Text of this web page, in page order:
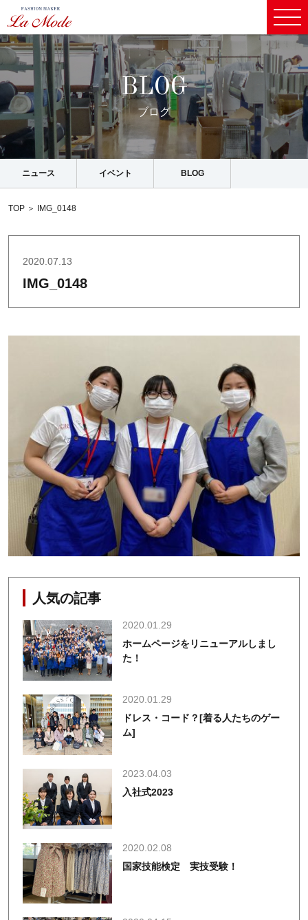
BLOG
ブログ
ニュース イベント BLOG
TOP ＞ IMG_0148
2020.07.13
IMG_0148
人気の記事
2020.01.29
ホームページをリニューアルしまし
た！
2020.01.29
ドレス・コード？[着る人たちのゲー
ム]
2023.04.03
入社式2023
2020.02.08
国家技能検定 実技受験！